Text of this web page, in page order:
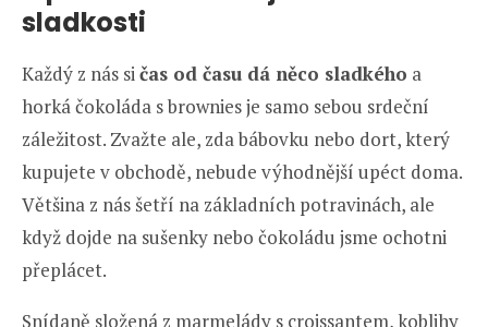
sladkosti
Každý z nás sičas od času dá něco sladkého a
horká čokoláda s brownies je samo sebou srdeční
záležitost. Zvažte ale, zda bábovku nebo dort, který
kupujete v obchodě, nebude výhodnější upéct doma.
Většina z nás šetří na základních potravinách, ale
když dojde na sušenky nebo čokoládu jsme ochotni
přeplácet.
Snídaně složená z marmelády s croissantem, koblihy